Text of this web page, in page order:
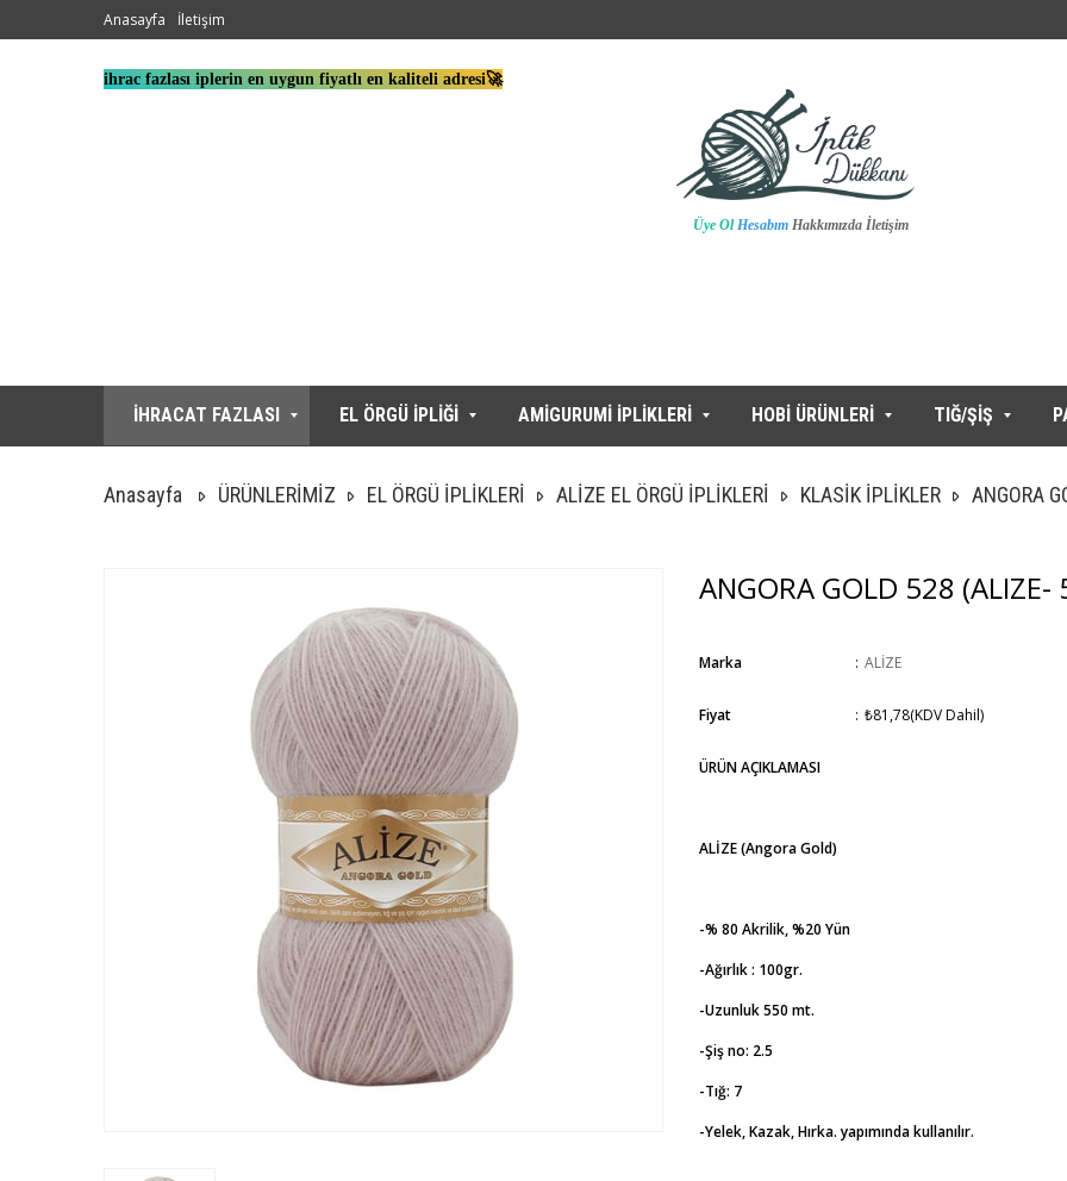
ihrac fazlası iplerin en uygun fiyatlı en kaliteli adresi🚀
Üye Ol Hesabım Hakkımızda İletişim
Anasayfa İletişim
İHRACAT FAZLASI EL ÖRGÜ İPLİĞİ AMİGURUMİ İPLİKLERİ HOBİ ÜRÜNLERİ TIĞ/ŞİŞ
Anasayfa ÜRÜNLERİMİZ EL ÖRGÜ İPLİKLERİ ALİZE EL ÖRGÜ İPLİKLERİ KLASİK İPLİKLER ANGORA
ANGORA GOLD 528 (ALIZE-
Marka : ALİZE
Fiyat : ₺81,78(KDV Dahil)
ÜRÜN AÇIKLAMASI
ALİZE (Angora Gold)
-% 80 Akrilik, %20 Yün
-Ağırlık : 100gr.
-Uzunluk 550 mt.
-Şiş no: 2.5
-Tığ: 7
-Yelek, Kazak, Hırka. yapımında kullanılır.